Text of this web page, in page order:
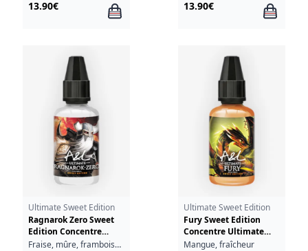
13.90€ 13.90€
Ultimate Sweet Edition
Ragnarok Zero Sweet
Edition Concentre
Ultimate A&L 30ml
Fraise, mûre, framboise, myrtille, cassis
Ultimate Sweet Edition
Fury Sweet Edition
Concentre Ultimate
A&L 30ml
Mangue, fraîcheur